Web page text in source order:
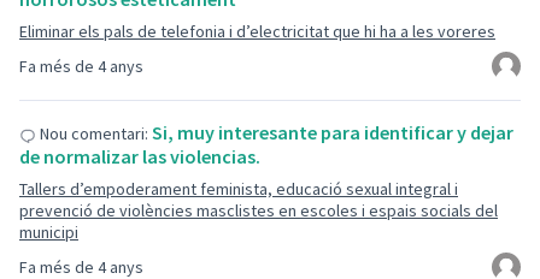
Fa més de 4 anys
Eliminar els pals de telefonia i d’electricitat que hi ha a les voreres
Fa més de 4 anys
Nou comentari: Si, muy interesante para identificar y dejar
de normalizar las violencias.
Tallers d’empoderament feminista, educació sexual integral i
prevenció de violències masclistes en escoles i espais socials del
municipi